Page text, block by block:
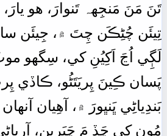
تَنَ مَنَ مَنجِهہ تَنوارَ، ھو يارَ،
تِيئَن چُڻِڪَن چِتَ ۾، جِيئَن سا
لَڳِي
اُڃَ اَکِيُنِ کي، سِگهو
پَسان ڪِينَ پِريَتَڻُو، ڪاڏي
بَندِياڻِيڀَنڀورَ ۾، آھِيان آنھان
مُون کي ڇَڏِ مَ ڇَپَرين،